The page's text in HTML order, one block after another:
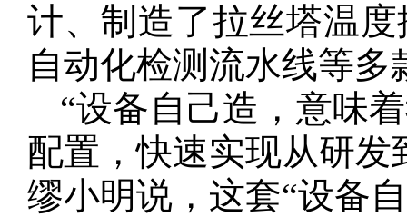
计、制造了拉丝塔温
自动化检测流水线等
“设备自己造，意味
配置，快速实现从研发
缪小明说，这套“设备